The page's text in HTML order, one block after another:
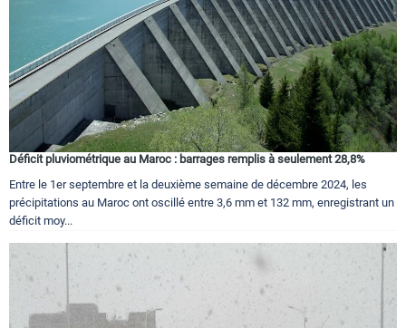
Déficit pluviométrique au Maroc : barrages remplis à seulement 28,8%
Entre le 1er septembre et la deuxième semaine de décembre 2024, les
précipitations au Maroc ont oscillé entre 3,6 mm et 132 mm, enregistrant un
déficit moy...